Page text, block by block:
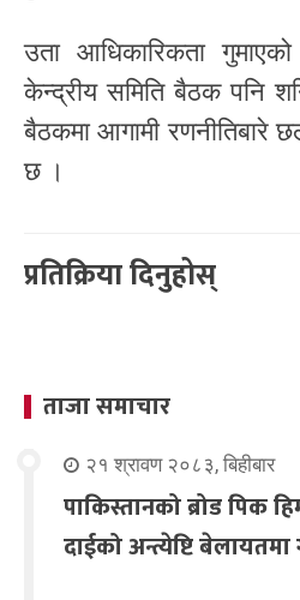
उता आधिकारिकता गुमाएको
केन्द्रीय समिति बैठक पनि
बैठकमा आगामी रणनीतिबारे
छ ।
प्रतिक्रिया दिनुहोस्
ताजा समाचार
२१ श्रावण २०८३, बिहीबार
पाकिस्तानको ब्रोड पिक
दाईको अन्त्येष्टि बेलायतमा